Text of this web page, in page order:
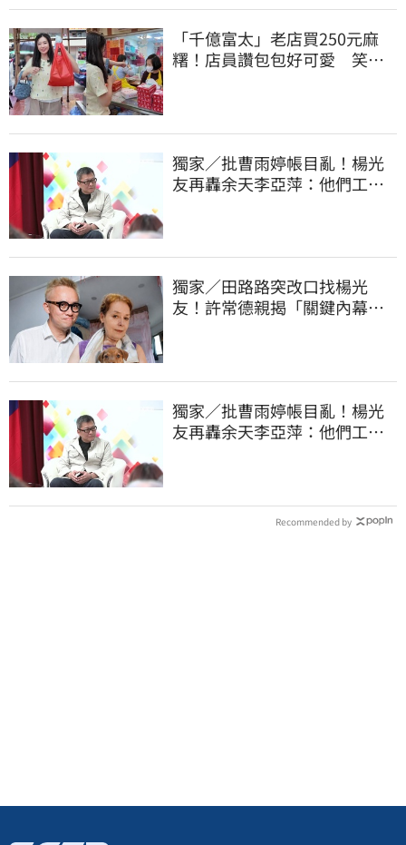
「千億富太」老店買250元麻
糬！店員讚包包好可愛 笑
獨家／批曹雨婷帳目亂！楊光
友再轟余天李亞萍：他們工會
獨家／田路路突改口找楊光
友！許常德親揭「關鍵內幕」
獨家／批曹雨婷帳目亂！楊光
友再轟余天李亞萍：他們工會
Recommended by